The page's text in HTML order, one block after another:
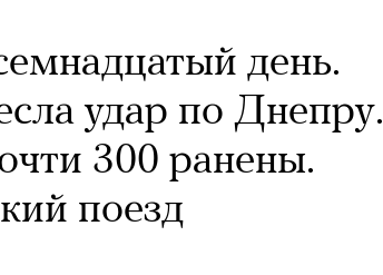
день.
удар по Днепру.
300 ранены.
поезд